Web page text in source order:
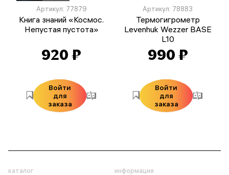
Артикул: 77879
Книга знаний «Космос.
Непустая пустота»
920 ₽
Войти
для
заказа
Артикул: 78883
Термогигрометр
Levenhuk Wezzer BASE
L10
990 ₽
Войти
для
заказа
каталог
информация